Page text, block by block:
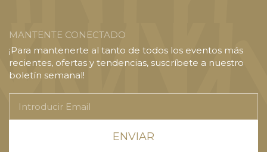
MANTENTE CONECTADO
¡Para mantenerte al tanto de todos los eventos más
recientes, ofertas y tendencias, suscríbete a nuestro
boletín semanal!
Email